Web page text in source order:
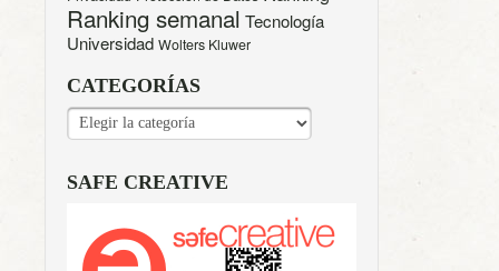
Ranking semanal Tecnología
Universidad Wolters Kluwer
CATEGORÍAS
CATEGORÍAS
SAFE CREATIVE